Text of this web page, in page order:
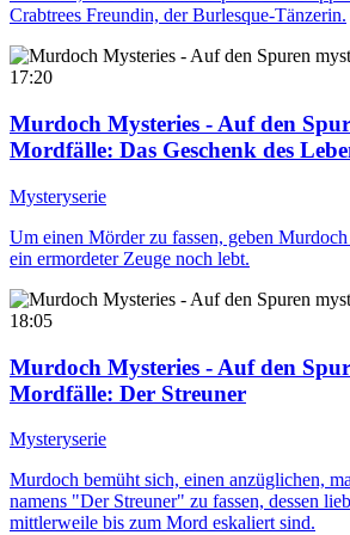
Crabtrees Freundin, der Burlesque-Tänzerin.
17:20
Murdoch Mysteries - Auf den
Mordfälle: Das Geschenk des
Mysteryserie
Um einen Mörder zu fassen, geben
ein ermordeter Zeuge noch lebt.
18:05
Murdoch Mysteries - Auf den
Mordfälle: Der Streuner
Mysteryserie
Murdoch bemüht sich, einen anzüglichen,
namens "Der Streuner" zu fassen, dessen
mittlerweile bis zum Mord eskaliert sind.